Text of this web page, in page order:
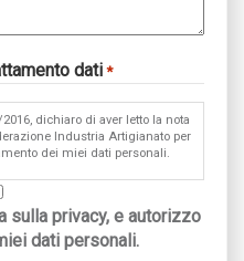
dati *
dichiaro di aver letto la nota
Industria Artigianato per
dei miei dati personali.
sulla privacy, e autorizzo
dati personali.